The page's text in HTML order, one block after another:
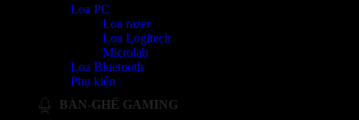
Loa PC
Loa razer
Loa Logitech
Microlab
Loa Bluetooth
Phụ kiện
BÀN-GHẾ GAMING